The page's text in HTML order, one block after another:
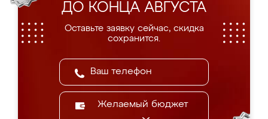
ДО КОНЦА АВГУСТА
Оставьте заявку сейчас, скидка
сохранится.
Желаемый бюджет